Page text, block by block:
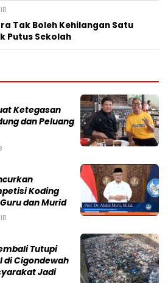
Tak Boleh Kehilangan Satu
Putus Sekolah
Ketegasan
dan Peluang
Koding
dan Murid
Tutupi
di Cigondewah
Jadi